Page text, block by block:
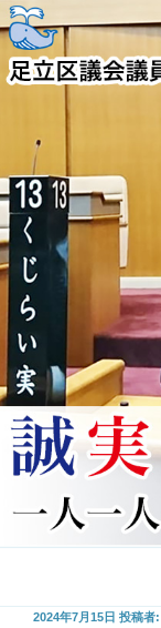
コ
ン
テ
ス
キ
ッ
プ
くじらい
足立区を全力疾走
投
2024年7月15日 投稿者: